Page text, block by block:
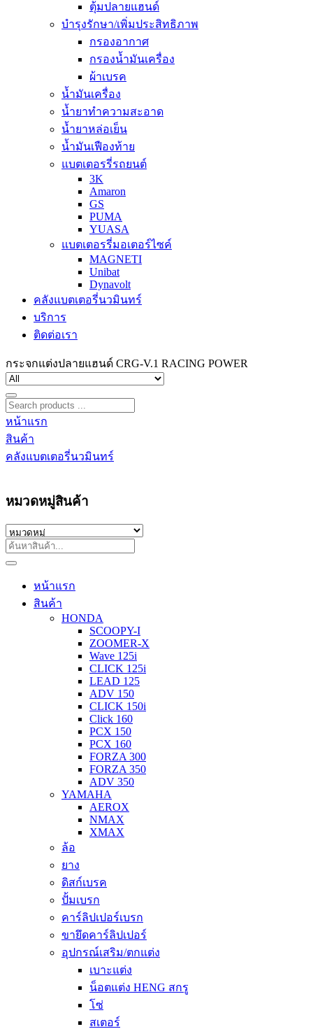
ตุ้มปลายแฮนด์
บำรุงรักษา/เพิ่มประสิทธิภาพ
กรองอากาศ
กรองน้ำมันเครื่อง
ผ้าเบรค
น้ำมันเครื่อง
น้ำยาทำความสะอาด
น้ำยาหล่อเย็น
น้ำมันเฟืองท้าย
แบตเตอรรี่รถยนต์
3K
Amaron
GS
PUMA
YUASA
แบตเตอรรี่มอเตอร์ไซค์
MAGNETI
Unibat
Dynavolt
คลังแบตเตอรี่นวมินทร์
บริการ
ติดต่อเรา
กระจกแต่งปลายแฮนด์ CRG-V.1 RACING POWER
หน้าแรก
สินค้า
คลังแบตเตอรี่นวมินทร์
หมวดหมู่สินค้า
หน้าแรก
สินค้า
HONDA
SCOOPY-I
ZOOMER-X
Wave 125i
CLICK 125i
LEAD 125
ADV 150
CLICK 150i
Click 160
PCX 150
PCX 160
FORZA 300
FORZA 350
ADV 350
YAMAHA
AEROX
NMAX
XMAX
ล้อ
ยาง
ดิสก์เบรค
ปั้มเบรก
คาร์ลิปเปอร์เบรก
ขายึดคาร์ลิปเปอร์
อุปกรณ์เสริม/ตกแต่ง
เบาะแต่ง
น็อตแต่ง HENG สกรู
โซ่
สเตอร์